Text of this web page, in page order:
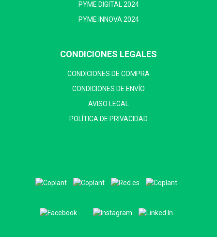
PYME DIGITAL 2024
PYME INNOVA 2024
CONDICIONES LEGALES
CONDICIONES DE COMPRA
CONDICIONES DE ENVÍO
AVISO LEGAL
POLÍTICA DE PRIVACIDAD